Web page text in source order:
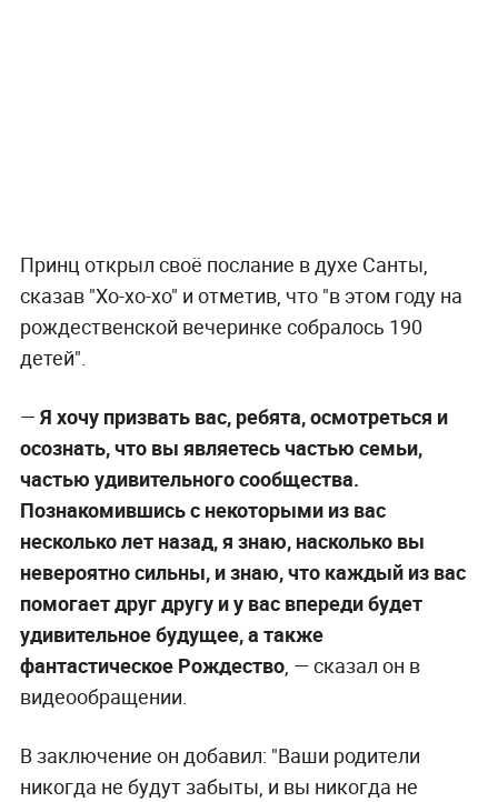
Принц открыл своё послание в духе Санты,
сказав "Хо-хо-хо" и отметив, что "в этом году на
рождественской вечеринке собралось 190
детей".
— Я хочу призвать вас, ребята, осмотреться и
осознать, что вы являетесь частью семьи,
частью удивительного сообщества.
Познакомившись с некоторыми из вас
несколько лет назад, я знаю, насколько вы
невероятно сильны, и знаю, что каждый из вас
помогает друг другу и у вас впереди будет
удивительное будущее, а также
фантастическое Рождество, — сказал он в
видеообращении.
В заключение он добавил: "Ваши родители
никогда не будут забыты, и вы никогда не